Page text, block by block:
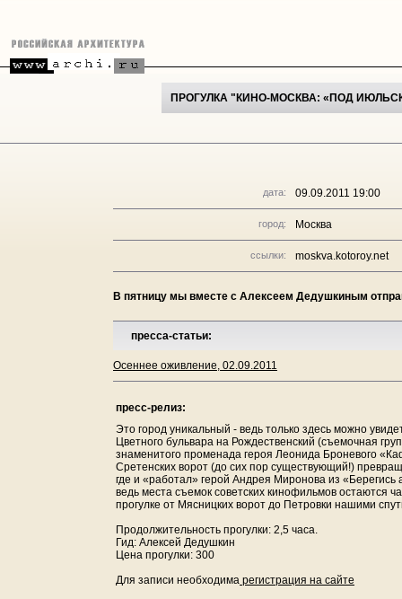
ПРОГУЛКА "КИНО-МОСКВА: «ПОД
дата: 09.09.2011 19:00
город: Москва
ссылки: moskva.kotoroy.net
В пятницу мы вместе с Алексеем Дедушкиным
пресса-статьи:
Осеннее оживление, 02.09.2011
пресс-релиз:
Это город уникальный - ведь только здесь можно
Цветного бульвара на Рождественский (съемочная
знаменитого променада героя Леонида Броневого
Сретенских ворот (до сих пор существующий!)
где и «работал» герой Андрея Миронова из
ведь места съемок советских кинофильмов остаются
прогулке от Мясницких ворот до Петровки нашими
Продолжительность прогулки: 2,5 часа.
Гид: Алексей Дедушкин
Цена прогулки: 300
Для записи необходима регистрация на сайте